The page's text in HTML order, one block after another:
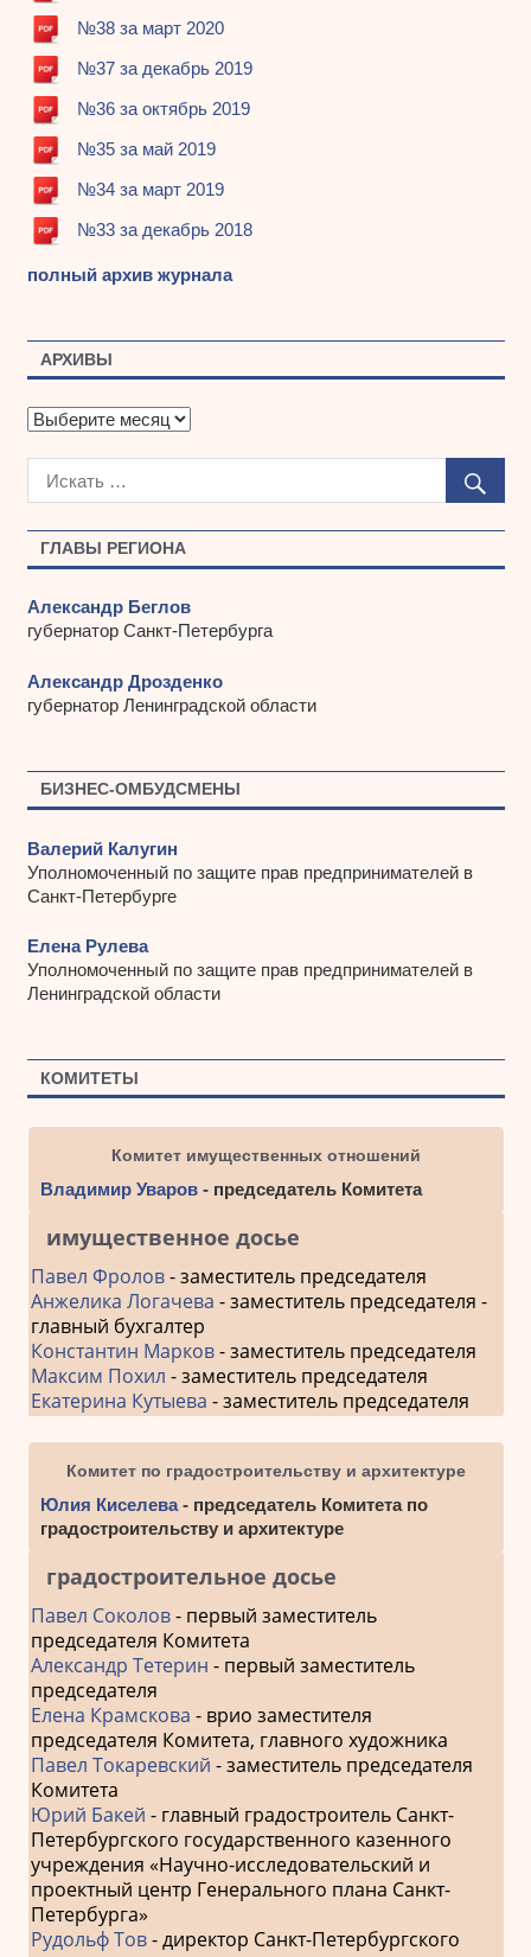
ГЛАВЫ РЕГИОНА
Александр Беглов
губернатор Санкт-Петербурга
Александр Дрозденко
губернатор Ленинградской области
БИЗНЕС-ОМБУДСМЕНЫ
Валерий Калугин
Уполномоченный по защите прав предпринимателей в
Санкт-Петербурге
Елена Рулева
Уполномоченный по защите прав предпринимателей в
Ленинградской области
КОМИТЕТЫ
Комитет имущественных отношений
Владимир Уваров- председатель Комитета
имущественное досье
Павел Фролов- заместитель председателя
Анжелика Логачева - заместитель председателя -
главный бухгалтер
Константин Марков- заместитель председателя
Максим Похил - заместитель председателя
Екатерина Кутыева - заместитель председателя
Комитет по градостроительству и архитектуре
Юлия Киселева- председатель Комитета по
градостроительству и архитектуре
градостроительное досье
Павел Соколов- первый заместитель
председателя Комитета
Александр Тетерин - первый заместитель
председателя
Елена Крамскова - врио заместителя
председателя Комитета, главного художника
Павел Токаревский - заместитель председателя
Комитета
Юрий Бакей - главный градостроитель Санкт-
Петербургского государственного казенного
учреждения «Научно-исследовательский и
проектный центр Генерального плана Санкт-
Петербурга»
Рудольф Тов- директор Санкт-Петербургского
№38 за март 2020
№37 за декабрь 2019
№36 за октябрь 2019
№35 за май 2019
№34 за март 2019
№33 за декабрь 2018
полный архив журнала
АРХИВЫ
А
х
ы